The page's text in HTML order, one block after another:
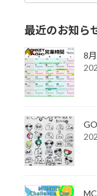
最近のお知ら
8